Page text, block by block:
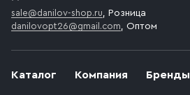
Каталог Компания Бренды
sale@danilov-shop.ru, Розница
danilovopt26@gmail.com, Оптом